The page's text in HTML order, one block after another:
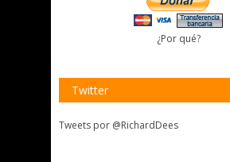
¿Por qué?
Twitter
Tweets por @RichardDees